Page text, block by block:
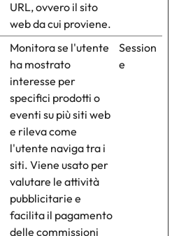
URL, ovvero il sito
web da cui proviene.
Monitora se l'utente
ha mostrato
interesse per
specifici prodotti o
eventi su più siti web
e rileva come
l'utente naviga tra i
siti. Viene usato per
valutare le attività
pubblicitarie e
facilita il pagamento
delle commissioni
Session
e